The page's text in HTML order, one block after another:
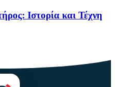
Ιστορία και Τέχνη